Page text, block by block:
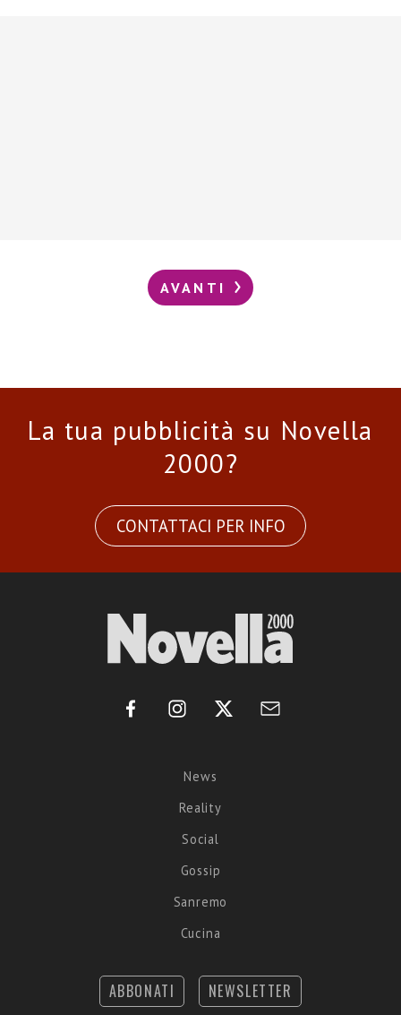
AVANTI
La tua pubblicità su Novella
2000?
CONTATTACI PER INFO
News
Reality
Social
Gossip
Sanremo
Cucina
ABBONATI NEWSLETTER